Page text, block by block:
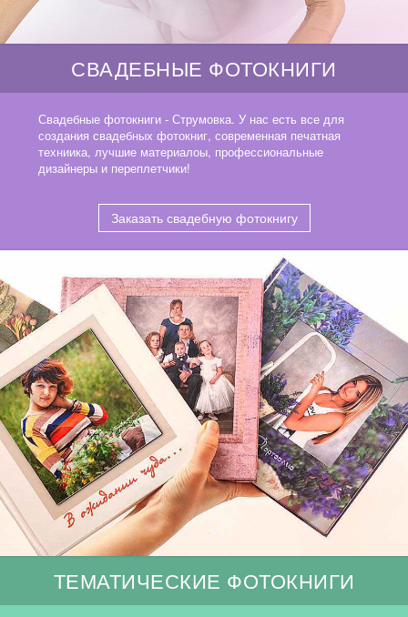
СВАДЕБНЫЕ ФОТОКНИГИ
Свадебные фотокниги - Струмовка. У нас есть все для
создания свадебных фотокниг, современная печатная
техниика, лучшие материалоы, профессиональные
дизайнеры и переплетчики!
Заказать свадебную фотокнигу
ТЕМАТИЧЕСКИЕ ФОТОКНИГИ